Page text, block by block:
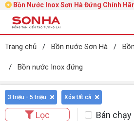
Bồn Nước Inox Sơn Hà Đứng Chính
Trang chủ / Bồn nước Sơn Hà /
/ Bồn nước Inox đứng
3 triệu - 5 triệu Xóa tất cả
Lọc Bán chạy